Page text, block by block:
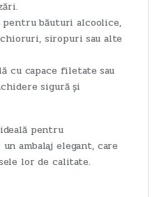
băuturi alcoolice,
siropuri sau alte
cu capace filetate sau
sigură și
pentru
ambalaj elegant, care
lor de calitate.